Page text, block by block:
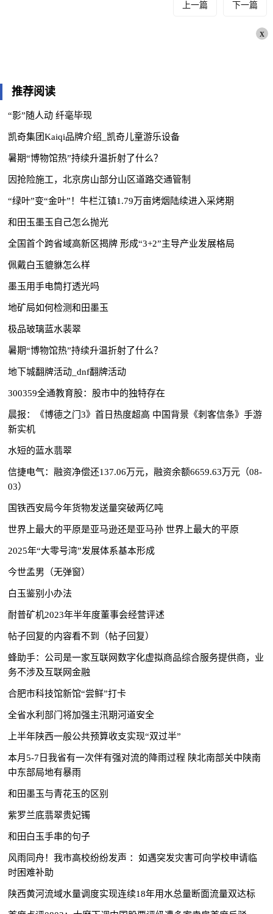
上一篇 下一篇
x
推荐阅读
“影”随人动 纤毫毕现
凯奇集团Kaiqi品牌介绍_凯奇儿童游乐设备
暑期“博物馆热”持续升温折射了什么？
因抢险施工，北京房山部分山区道路交通管制
“绿叶”变“金叶”！牛栏江镇1.79万亩烤烟陆续进入采烤期
和田玉墨玉自己怎么抛光
全国首个跨省域高新区揭牌 形成“3+2”主导产业发展格局
佩戴白玉貔貅怎么样
墨玉用手电筒打透光吗
地矿局如何检测和田墨玉
极品玻璃蓝水裴翠
暑期“博物馆热”持续升温折射了什么？
地下城翻牌活动_dnf翻牌活动
300359全通教育股：股市中的独特存在
晨报：《博德之门3》首日热度超高 中国背景《刺客信条》手游
新实机
水短的蓝水翡翠
信捷电气：融资净偿还137.06万元，融资余额6659.63万元（08-
03）
国铁西安局今年货物发送量突破两亿吨
世界上最大的平原是亚马逊还是亚马孙 世界上最大的平原
2025年“大零号湾”发展体系基本形成
今世孟男（无弹窗）
白玉鉴别小办法
耐普矿机2023年半年度董事会经营评述
帖子回复的内容看不到（帖子回复）
蜂助手：公司是一家互联网数字化虚拟商品综合服务提供商，业
务不涉及互联网金融
合肥市科技馆新馆“尝鲜”打卡
全省水利部门将加强主汛期河道安全
上半年陕西一般公共预算收支实现“双过半”
本月5-7日我省有一次伴有强对流的降雨过程 陕北南部关中陕南
中东部局地有暴雨
和田墨玉与青花玉的区别
紫罗兰底翡翠贵妃镯
和田白玉手串的句子
风雨同舟！我市高校纷纷发声 ：如遇突发灾害可向学校申请临
时困难补助
陕西黄河流域水量调度实现连续18年用水总量断面流量双达标